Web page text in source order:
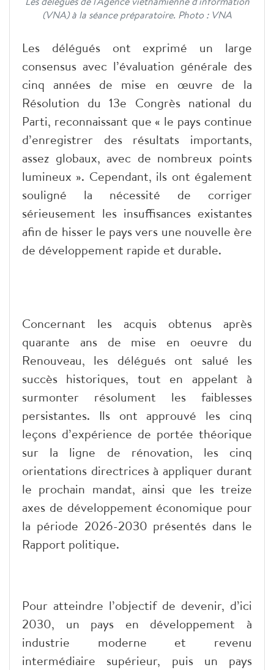
(VNA) à la séance préparatoire. Photo : VNA
Les délégués ont exprimé un large
consensus avec l’évaluation générale des
cinq années de mise en œuvre de la
Résolution du 13e Congrès national du
Parti, reconnaissant que « le pays continue
d’enregistrer des résultats importants,
assez globaux, avec de nombreux points
lumineux ». Cependant, ils ont également
souligné la nécessité de corriger
sérieusement les insuffisances existantes
afin de hisser le pays vers une nouvelle ère
de développement rapide et durable.
Concernant les acquis obtenus après
quarante ans de mise en oeuvre du
Renouveau, les délégués ont salué les
succès historiques, tout en appelant à
surmonter résolument les faiblesses
persistantes. Ils ont approuvé les cinq
leçons d’expérience de portée théorique
sur la ligne de rénovation, les cinq
orientations directrices à appliquer durant
le prochain mandat, ainsi que les treize
axes de développement économique pour
la période 2026-2030 présentés dans le
Rapport politique.
Pour atteindre l’objectif de devenir, d’ici
2030, un pays en développement à
industrie moderne et revenu
intermédiaire supérieur, puis un pays